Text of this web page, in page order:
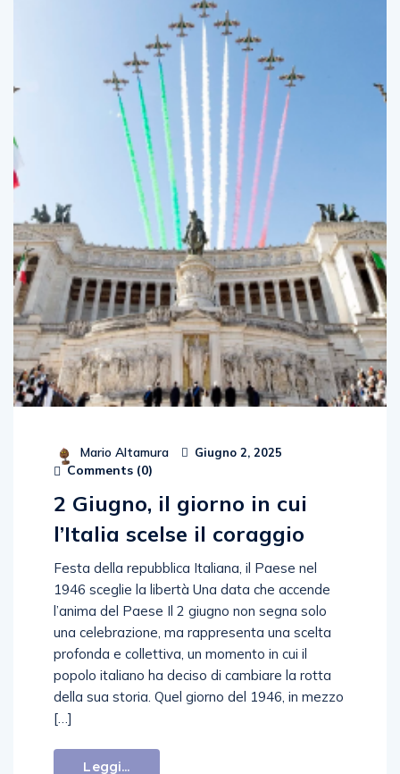
Mario Altamura Giugno 2, 2025
Comments (0)
2 Giugno, il giorno in cui
l’Italia scelse il coraggio
Festa della repubblica Italiana, il Paese nel
1946 sceglie la libertà Una data che accende
l’anima del Paese Il 2 giugno non segna solo
una celebrazione, ma rappresenta una scelta
profonda e collettiva, un momento in cui il
popolo italiano ha deciso di cambiare la rotta
della sua storia. Quel giorno del 1946, in mezzo
[…]
Leggi...